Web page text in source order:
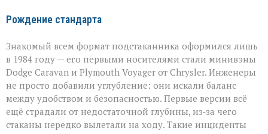
Рождение стандарта
Знакомый всем формат подстаканника оформился лишь
в 1984 году — его первыми носителями стали минивэны
Dodge Caravan и Plymouth Voyager от Chrysler. Инженеры
не просто добавили углубление: они искали баланс
между удобством и безопасностью. Первые версии всё
ещё страдали от недостаточной глубины, из‑за чего
стаканы нередко вылетали на ходу. Такие инциденты